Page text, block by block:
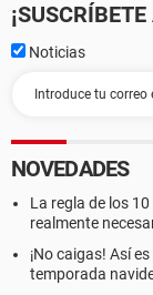
Noticias
NOVEDADES
La regla de los
realmente
¡No caigas! Así
temporada